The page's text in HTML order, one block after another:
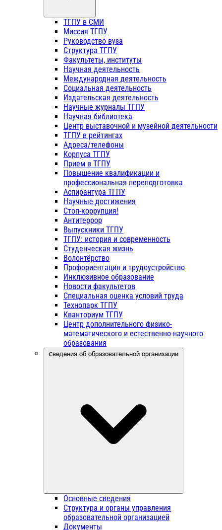
ТГПУ в СМИ
Миссия ТГПУ
Руководство вуза
Структура ТГПУ
Факультеты, институты
Научная деятельность
Международная деятельность
Социальная деятельность
Издательская деятельность
Научные журналы ТГПУ
Научная библиотека
Центр выставочной и музейной деятельности
ТГПУ в рейтингах
Адреса/телефоны
Корпуса ТГПУ
Прием в ТГПУ
Повышение квалификации и
профессиональная переподготовка
Аспирантура ТГПУ
Научные достижения
Стоп-коррупция!
Антитеррор
Выпускники ТГПУ
ТГПУ: история и современность
Студенческая жизнь
Волонтёрство
Профориентация и трудоустройство
Инклюзивное образование
Новости факультетов
Специальная оценка условий труда
Технопарк ТГПУ
Кванториум ТГПУ
Центр дополнительного физико-
математического и естественно-научного
образования
Сведения об образовательной организации
Основные сведения
Структура и органы управления
образовательной организацией
Документы